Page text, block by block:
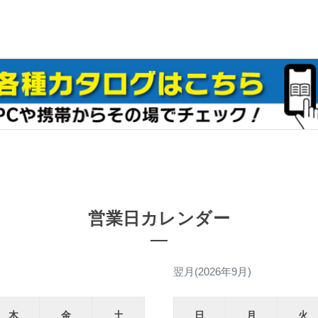
営業日カレンダー
木 金 土
翌月(2026年9月)
日 月 火